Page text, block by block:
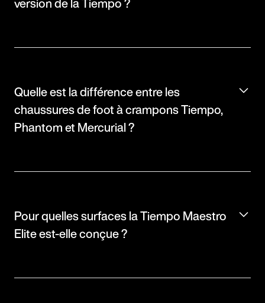
Quelle est la différence entre les
chaussures de foot à crampons Tiempo,
Phantom et Mercurial ?
Pour quelles surfaces la Tiempo Maestro
Elite est-elle conçue ?